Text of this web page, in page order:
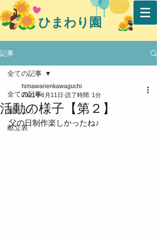
ひまわり園
記事
全ての記事
園だより
献立表
全ての記事
活動の様子【第２】
himawarienkawaguchi
2021年6月11日 読了時間: 1分
父の日制作楽しかったね♪